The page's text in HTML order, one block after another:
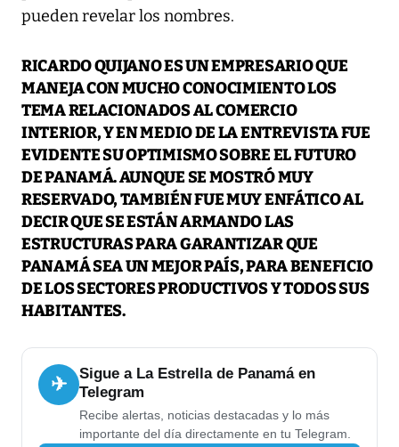
pueden revelar los nombres.
RICARDO QUIJANO ES UN EMPRESARIO QUE
MANEJA CON MUCHO CONOCIMIENTO LOS
TEMA RELACIONADOS AL COMERCIO
INTERIOR, Y EN MEDIO DE LA ENTREVISTA FUE
EVIDENTE SU OPTIMISMO SOBRE EL FUTURO
DE PANAMÁ. AUNQUE SE MOSTRÓ MUY
RESERVADO, TAMBIÉN FUE MUY ENFÁTICO AL
DECIR QUE SE ESTÁN ARMANDO LAS
ESTRUCTURAS PARA GARANTIZAR QUE
PANAMÁ SEA UN MEJOR PAÍS, PARA BENEFICIO
DE LOS SECTORES PRODUCTIVOS Y TODOS SUS
HABITANTES.
✈
Sigue a La Estrella de Panamá en
Telegram
Recibe alertas, noticias destacadas y lo más
importante del día directamente en tu Telegram.